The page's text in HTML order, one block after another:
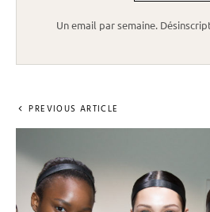
Un email par semaine.
PREVIOUS ARTICLE